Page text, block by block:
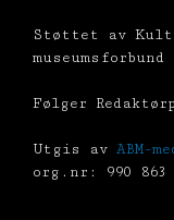
Støttet av
museumsforbund
Følger
Utgis av ABM-
org.nr: 990 863